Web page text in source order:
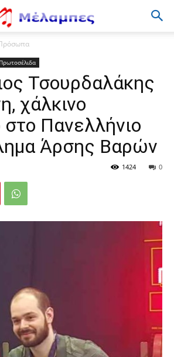
Πρωτοσέλιδα
Τσουρδαλάκης
χάλκινο
στο Πανελλήνιο
Άρσης Βαρών
0
1424